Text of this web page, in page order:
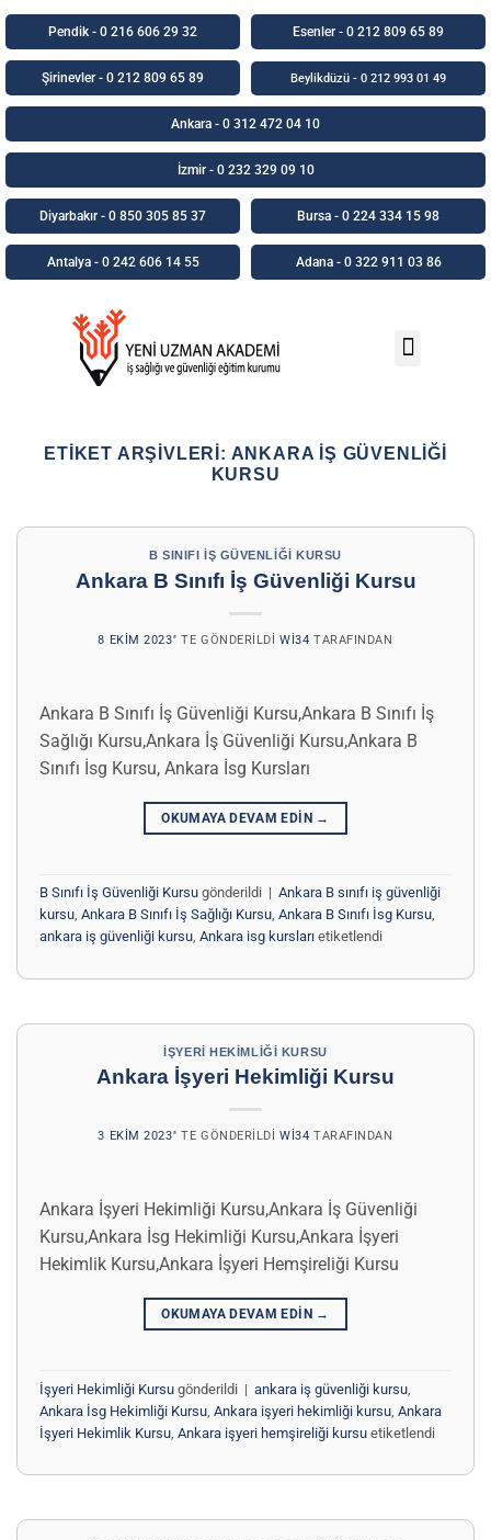
Pendik - 0 216 606 29 32 Esenler - 0 212 809 65 89
Şirinevler - 0 212 809 65 89 Beylikdüzü - 0 212 993 01 49
Ankara - 0 312 472 04 10
İzmir - 0 232 329 09 10
Diyarbakır - 0 850 305 85 37 Bursa - 0 224 334 15 98
Antalya - 0 242 606 14 55 Adana - 0 322 911 03 86
ETIKET ARŞIVLERI: ANKARA IŞ GÜVENLIĞI
KURSU
B SINIFI İŞ GÜVENLIĞI KURSU
Ankara B Sınıfı İş Güvenliği Kursu
8 EKIM 2023’' TE GÖNDERILDI WI34 TARAFINDAN
Ankara B Sınıfı İş Güvenliği Kursu,Ankara B Sınıfı İş
Sağlığı Kursu,Ankara İş Güvenliği Kursu,Ankara B
Sınıfı İsg Kursu, Ankara İsg Kursları
OKUMAYA DEVAM EDIN →
B Sınıfı İş Güvenliği Kursu gönderildi | Ankara B sınıfı iş güvenliği
kursu Ankara B Sınıfı İş Sağlığı Kursu Ankara B Sınıfı İsg Kursu
ankara iş güvenliği kursu Ankara isg kursları etiketlendi
İŞYERI HEKIMLIĞI KURSU
Ankara İşyeri Hekimliği Kursu
3 EKIM 2023’' TE GÖNDERILDI WI34 TARAFINDAN
Ankara İşyeri Hekimliği Kursu,Ankara İş Güvenliği
Kursu,Ankara İsg Hekimliği Kursu,Ankara İşyeri
Hekimlik Kursu,Ankara İşyeri Hemşireliği Kursu
OKUMAYA DEVAM EDIN →
İşyeri Hekimliği Kursu gönderildi | ankara iş güvenliği kursu
Ankara İsg Hekimliği Kursu Ankara işyeri hekimliği kursu Ankara
İşyeri Hekimlik Kursu Ankara işyeri hemşireliği kursu etiketlendi